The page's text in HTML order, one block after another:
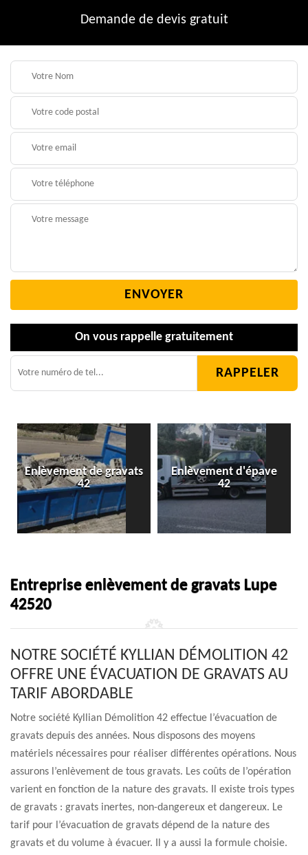
Demande de devis gratuit
On vous rappelle gratuitement
Enlèvement de gravats
42
Enlèvement d'épave
42
Entreprise enlèvement de gravats Lupe
42520
NOTRE SOCIÉTÉ KYLLIAN DÉMOLITION 42
OFFRE UNE ÉVACUATION DE GRAVATS AU
TARIF ABORDABLE
Notre société Kyllian Démolition 42 effectue l’évacuation de
gravats depuis des années. Nous disposons des moyens
matériels nécessaires pour réaliser différentes opérations. Nous
assurons l’enlèvement de tous gravats. Les coûts de l’opération
varient en fonction de la nature des gravats. Il existe trois types
de gravats : gravats inertes, non-dangereux et dangereux. Le
tarif pour l’évacuation de gravats dépend de la nature des
gravats et du volume à évacuer. Il y a aussi la formule choisie.